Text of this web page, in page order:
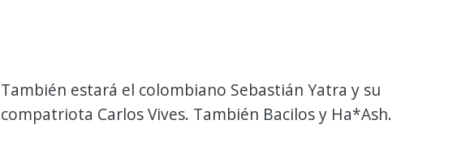
También estará el colombiano Sebastián Yatra y su
compatriota Carlos Vives. También Bacilos y Ha*Ash.